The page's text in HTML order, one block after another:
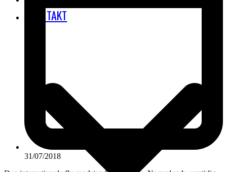
KONTAKT
31/07/2018